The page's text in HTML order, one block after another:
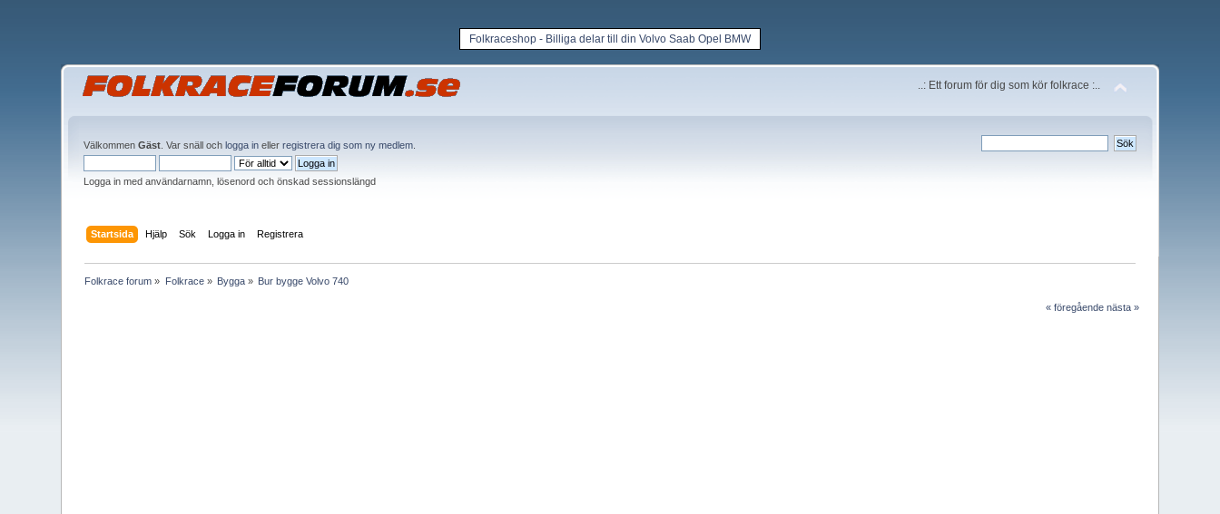
Folkraceshop - Billiga delar till din Volvo Saab Opel BMW
..: Ett forum för dig som kör folkrace :..
VälkommenGäst . Var snäll ochlogga in ellerregistrera dig som ny medlem
Logga in med användarnamn, lösenord och önskad sessionslängd
Startsida Hjälp Sök Logga in Registrera
Folkrace forum » Folkrace» Bygga » Bur bygge Volvo 740
« föregående nästa »